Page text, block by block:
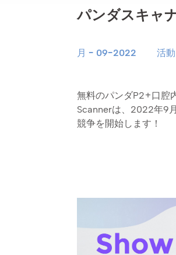
パンダスキャ
月 - 09-2022 活動
無料のパンダP2+口腔
Scannerは、2022年9
競争を開始します！